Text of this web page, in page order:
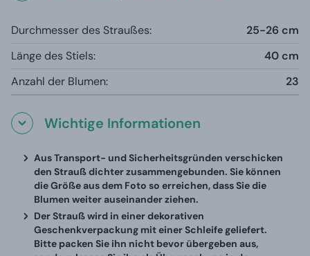
Durchmesser des Straußes:
25-26 cm
Länge des Stiels:
40 cm
Anzahl der Blumen:
23
Wichtige Informationen
Aus Transport- und Sicherheitsgründen verschicken
den Strauß dichter zusammengebunden. Sie können
die Größe aus dem Foto so erreichen, dass Sie die
Blumen weiter auseinander ziehen.
Der Strauß wird in einer dekorativen
Geschenkverpackung mit einer Schleife geliefert.
Bitte packen Sie ihn nicht bevor übergeben aus,